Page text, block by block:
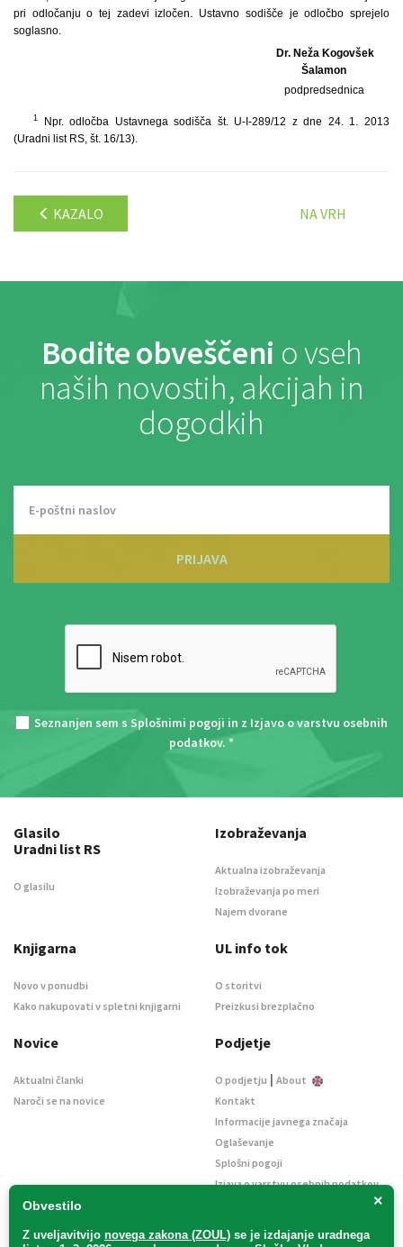
pri odločanju o tej zadevi izločen. Ustavno sodišče je odločbo sprejelo
soglasno.
Dr. Neža Kogovšek
Šalamon
podpredsednica
1Npr. odločba Ustavnega sodišča št. U-I-289/12 z dne 24. 1. 2013
(Uradni list RS, št. 16/13).
KAZALO NA VRH
Bodite obveščeni o vseh
naših novostih, akcijah in
dogodkih
PRIJAVA
Seznanjen sem s Splošnimi pogoji in z Izjavo o varstvu osebnih
podatkov. *
×
Obvestilo
Z uveljavitvijo novega zakona (ZOUL) se je izdajanje uradnega
Glasilo
Uradni list RS
O glasilu
Izobraževanja
Aktualna izobraževanja
Izobraževanja po meri
Najem dvorane
Knjigarna
Novo v ponudbi
Kako nakupovati v spletni knjigarni
UL info tok
O storitvi
Preizkusi brezplačno
Novice
Aktualni članki
Naroči se na novice
Podjetje
O podjetju | About
Kontakt
Informacije javnega značaja
Oglaševanje
Splošni pogoji
Izjava o varstvu osebnih podatkov